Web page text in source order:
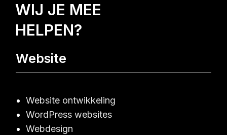
WIJ JE MEE
HELPEN?
Website
Website ontwikkeling
WordPress websites
Webdesign